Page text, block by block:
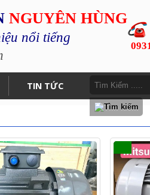
NGUYÊN HÙNG
nổi tiếng
TIN TỨC